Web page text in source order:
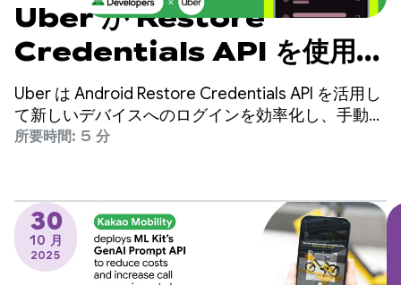
Uber が Restore
Credentials API を使用し
て手動ログインを年間 400
万件削減している方法
Uber は Android Restore Credentials API を活用し
て新しいデバイスへのログインを効率化し、手動ロ
グインを年間 400 万件削減し、ユーザー維持率を
所要時間: 5 分
30
10 月
2025